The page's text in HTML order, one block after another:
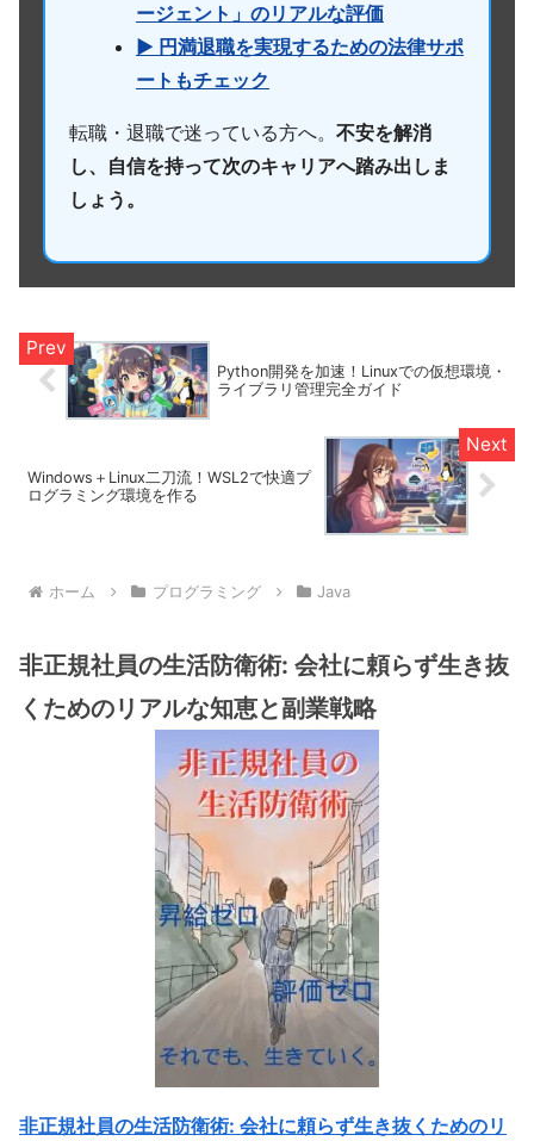
ージェント」のリアルな評価
▶ 円満退職を実現するための法律サポ
ートもチェック
転職・退職で迷っている方へ。 不安を解消
し、自信を持って次のキャリアへ踏み出しま
しょう。
Python開発を加速！Linuxでの仮想環境・
ライブラリ管理完全ガイド
Windows＋Linux二刀流！WSL2で快適プ
ログラミング環境を作る
ホーム プログラミング Java
非正規社員の生活防衛術: 会社に頼らず生き抜
くためのリアルな知恵と副業戦略
非正規社員の生活防衛術: 会社に頼らず生き抜くためのリ